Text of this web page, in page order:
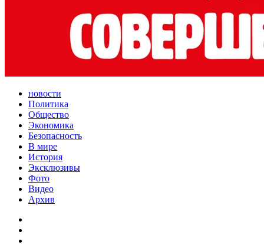
новости
Политика
Общество
Экономика
Безопасность
В мире
История
Эксклюзивы
Фото
Видео
Архив